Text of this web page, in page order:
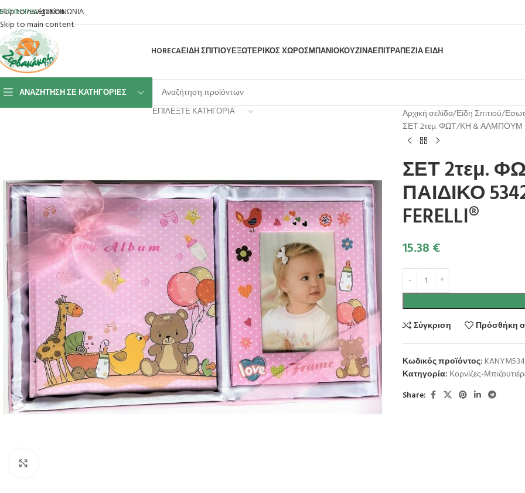
Skip to navigation
Skip to main content
ΕΠΙΚΟΙΝΩΝΙΑ
HORECAΕΙΔΗ ΣΠΙΤΙΟΥΕΞΩΤΕΡΙΚΟΣ ΧΩΡΟΣΜΠΆΝΙΟΚΟΥΖΊΝΑΕΠΙΤΡΑΠΈΖΙΑ ΕΊΔΗ
ΑΝΑΖΉΤΗΣΗ ΣΕ ΚΑΤΗΓΟΡΊΕΣ
ΕΠΙΛΈΞΤΕ ΚΑΤΗΓΟΡΊΑ
Αρχική σελίδα Είδη Σπιτιού
ΣΕΤ 2τεμ. ΦΩΤ/ΚΗ & ΑΛΜΠΟΥΜ
ΣΕΤ 2τεμ.
ΠΑΙΔΙΚΟ
FERELLI®
15.38 €
Σύγκριση Πρόσθήκη
Κωδικός προϊόντος:
Κατηγορία: Κορνίζες-
Share: